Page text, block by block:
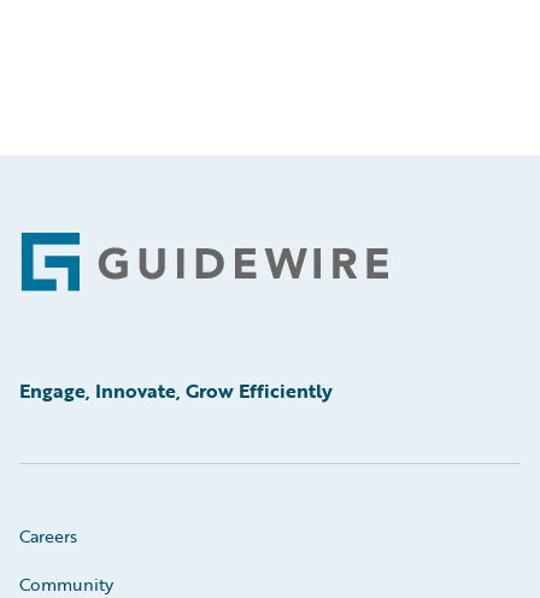
Footer
Engage, Innovate, Grow Efficiently
Careers
Community